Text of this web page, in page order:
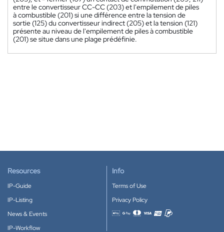
entre le convertisseur CC-CC (203) et l'empilement de piles
à combustible (201) si une différence entre la tension de
sortie (125) du convertisseur indirect (205) et la tension (121)
présente au niveau de l'empilement de piles à combustible
(201) se situe dans une plage prédéfinie.
Resources
IP-Guide
IP-Listing
News & Events
IP-Workflow
Info
Terms of Use
Privacy Policy
Accepted payment methods